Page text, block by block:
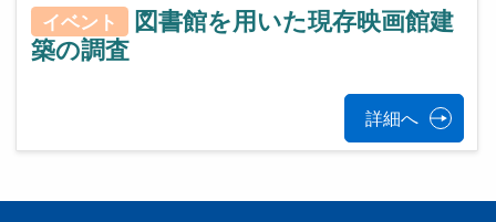
イベント
図書館を用いた現存映画館建
築の調査
詳細へ